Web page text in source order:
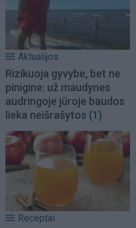
Aktualijos
Rizikuoja gyvybe, bet ne
pinigine: už maudynes
audringoje jūroje baudos
lieka neišrašytos (1)
Receptai